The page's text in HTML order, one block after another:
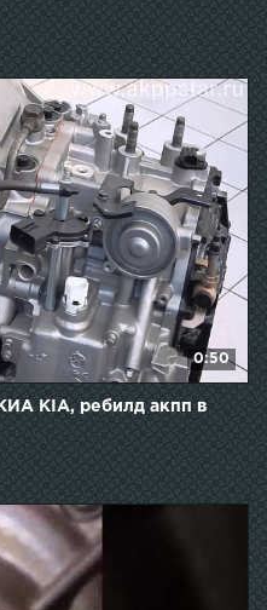
0:50
KIA, ребилд акпп в